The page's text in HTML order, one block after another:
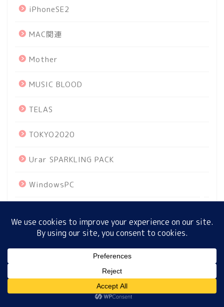
iPhoneSE2
MAC関連
Mother
MUSIC BLOOD
TELAS
TOKYO2020
Urar SPARKLING PACK
WindowsPC
おせち料理
おはよう朝日星占い
プロフィール サイトマップ